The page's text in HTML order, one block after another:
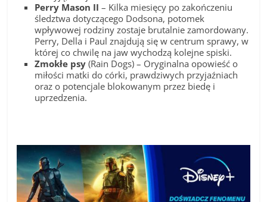
Perry Mason II– Kilka miesięcy po zakończeniu
śledztwa dotyczącego Dodsona, potomek
wpływowej rodziny zostaje brutalnie zamordowany.
Perry, Della i Paul znajdują się w centrum sprawy, w
której co chwilę na jaw wychodzą kolejne spiski.
Zmokłe psy (Rain Dogs) – Oryginalna opowieść o
miłości matki do córki, prawdziwych przyjaźniach
oraz o potencjale blokowanym przez biedę i
uprzedzenia.